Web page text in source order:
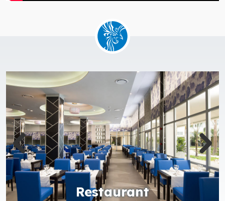
Restaurant